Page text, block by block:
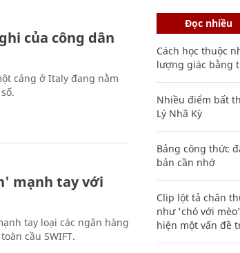
của công dân
cảng ở Italy đang nằm
mạnh tay với
tay loại các ngân hàng
cầu SWIFT.
Đọc nhiều
Cách học thuộc
lượng giác bằng
Nhiều điểm bất
Lý Nhã Kỳ
Bảng công thức
bản cần nhớ
Clip lột tả chân
như 'chó với
hiện một vấn đề